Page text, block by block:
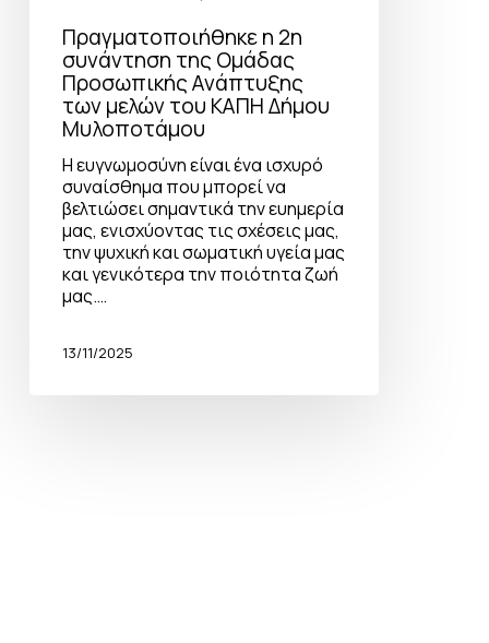
Πραγματοποιήθηκε η 2η
συνάντηση της Ομάδας
Προσωπικής Ανάπτυξης
των μελών του ΚΑΠΗ Δήμου
Μυλοποτάμου
Η ευγνωμοσύνη είναι ένα ισχυρό
συναίσθημα που μπορεί να
βελτιώσει σημαντικά την ευημερία
μας, ενισχύοντας τις σχέσεις μας,
την ψυχική και σωματική υγεία μας
και γενικότερα την ποιότητα ζωή
μας.…
13/11/2025